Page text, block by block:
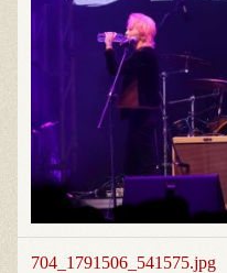
704_1791506_541575.jpg